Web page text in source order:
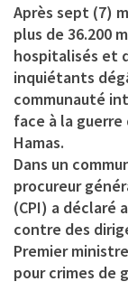
Après sept (7)
plus de 36.200
hospitalisés et
inquiétants
communauté
face à la guerre
Hamas.
Dans un
procureur
(CPI) a déclaré
contre des
Premier
pour crimes de